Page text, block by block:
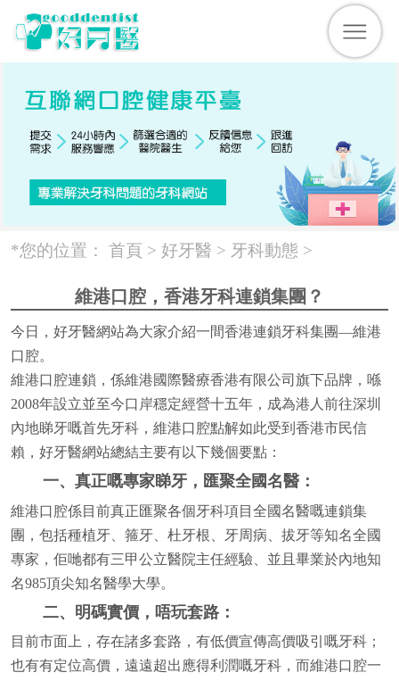
*您的位置： 首頁 > 好牙醫 > 牙科動態 >
維港口腔，香港牙科連鎖集團？
今日，好牙醫網站為大家介紹一間香港連鎖牙科集團—維港
口腔。
維港口腔連鎖，係維港國際醫療香港有限公司旗下品牌，喺
2008年設立並至今口岸穩定經營十五年，成為港人前往深圳
內地睇牙嘅首先牙科，維港口腔點解如此受到香港市民信
賴，好牙醫網站總結主要有以下幾個要點：
一、真正嘅專家睇牙，匯聚全國名醫：
維港口腔係目前真正匯聚各個牙科項目全國名醫嘅連鎖集
團，包括種植牙、箍牙、杜牙根、牙周病、拔牙等知名全國
專家，佢哋都有三甲公立醫院主任經驗、並且畢業於內地知
名985頂尖知名醫學大學。
二、明碼實價，唔玩套路：
目前市面上，存在諸多套路，有低價宣傳高價吸引嘅牙科；
也有有定位高價，遠遠超出應得利潤嘅牙科，而維港口腔一